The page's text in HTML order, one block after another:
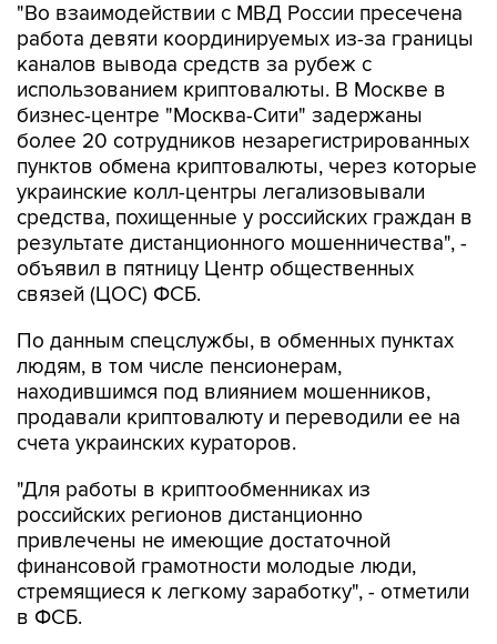
"Во взаимодействии с МВД России пресечена
работа девяти координируемых из-за границы
каналов вывода средств за рубеж с
использованием криптовалюты. В Москве в
бизнес-центре "Москва-Сити" задержаны
более 20 сотрудников незарегистрированных
пунктов обмена криптовалюты, через которые
украинские колл-центры легализовывали
средства, похищенные у российских граждан в
результате дистанционного мошенничества", -
объявил в пятницу Центр общественных
связей (ЦОС) ФСБ.
По данным спецслужбы, в обменных пунктах
людям, в том числе пенсионерам,
находившимся под влиянием мошенников,
продавали криптовалюту и переводили ее на
счета украинских кураторов.
"Для работы в криптообменниках из
российских регионов дистанционно
привлечены не имеющие достаточной
финансовой грамотности молодые люди,
стремящиеся к легкому заработку", - отметили
в ФСБ.